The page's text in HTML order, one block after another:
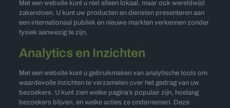
Met een website kunt u niet alleen lokaal, maar ook wereldwijd
zakendoen. U kunt uw producten en diensten presenteren aan
een internationaal publiek en nieuwe markten verkennen zonder
fysiek aanwezig te zijn.
Analytics en Inzichten
Met een website kunt u gebruikmaken van analytische tools om
waardevolle inzichten te verzamelen over het gedrag van uw
bezoekers. U kunt zien welke pagina’s populair zijn, hoelang
bezoekers blijven, en welke acties ze ondernemen. Deze